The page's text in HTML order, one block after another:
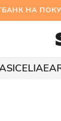
НА
SICELIA